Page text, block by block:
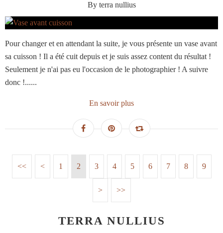
By terra nullius
Pour changer et en attendant la suite, je vous présente un vase avant
sa cuisson ! Il a été cuit depuis et je suis assez content du résultat !
Seulement je n'ai pas eu l'occasion de le photographier ! A suivre
donc !......
En savoir plus
<< < 1 2 3 4 5 6 7 8 9
> >>
TERRA NULLIUS